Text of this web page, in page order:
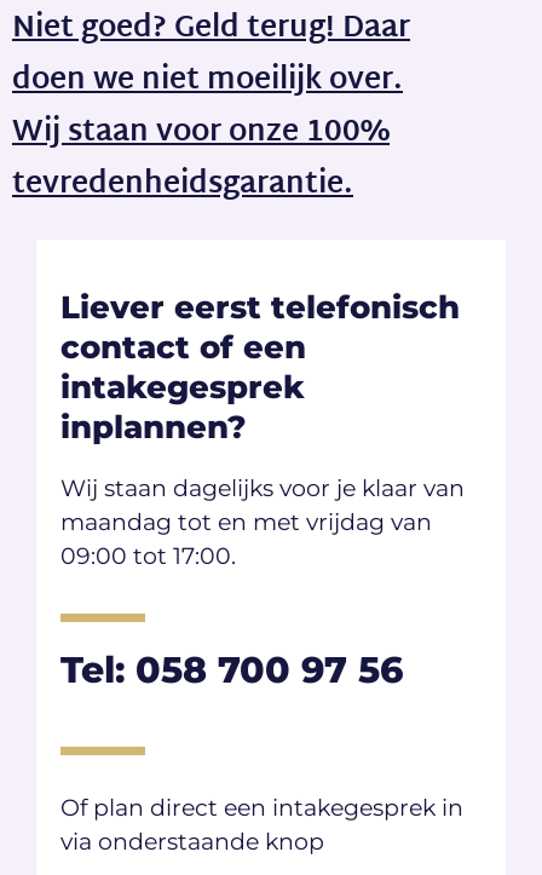
Niet goed? Geld terug! Daar
doen we niet moeilijk over.
Wij staan voor onze 100%
tevredenheidsgarantie.
Liever eerst telefonisch
contact of een
intakegesprek
inplannen?
Wij staan dagelijks voor je klaar van
maandag tot en met vrijdag van
09:00 tot 17:00.
Tel: 058 700 97 56
Of plan direct een intakegesprek in
via onderstaande knop​